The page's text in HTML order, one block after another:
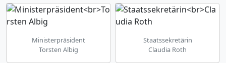
Ministerpräsident
Torsten Albig
Staatssekretärin
Claudia Roth